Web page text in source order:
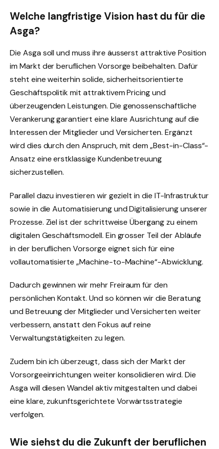
Welche langfristige Vision hast du für die
Asga?
Die Asga soll und muss ihre äusserst attraktive Position
im Markt der beruflichen Vorsorge beibehalten. Dafür
steht eine weiterhin solide, sicherheitsorientierte
Geschäftspolitik mit attraktivem Pricing und
überzeugenden Leistungen. Die genossenschaftliche
Verankerung garantiert eine klare Ausrichtung auf die
Interessen der Mitglieder und Versicherten. Ergänzt
wird dies durch den Anspruch, mit dem „Best-in-Class“-
Ansatz eine erstklassige Kundenbetreuung
sicherzustellen.
Parallel dazu investieren wir gezielt in die IT-Infrastruktur
sowie in die Automatisierung und Digitalisierung unserer
Prozesse. Ziel ist der schrittweise Übergang zu einem
digitalen Geschäftsmodell. Ein grosser Teil der Abläufe
in der beruflichen Vorsorge eignet sich für eine
vollautomatisierte „Machine-to-Machine“-Abwicklung.
Dadurch gewinnen wir mehr Freiraum für den
persönlichen Kontakt. Und so können wir die Beratung
und Betreuung der Mitglieder und Versicherten weiter
verbessern, anstatt den Fokus auf reine
Verwaltungstätigkeiten zu legen.
Zudem bin ich überzeugt, dass sich der Markt der
Vorsorgeeinrichtungen weiter konsolidieren wird. Die
Asga will diesen Wandel aktiv mitgestalten und dabei
eine klare, zukunftsgerichtete Vorwärtsstrategie
verfolgen.
Wie siehst du die Zukunft der beruflichen